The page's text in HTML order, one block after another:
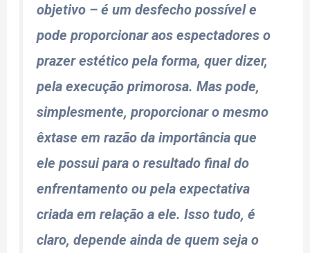
objetivo – é um desfecho possível e
pode proporcionar aos espectadores o
prazer estético pela forma, quer dizer,
pela execução primorosa. Mas pode,
simplesmente, proporcionar o mesmo
êxtase em razão da importância que
ele possui para o resultado final do
enfrentamento ou pela expectativa
criada em relação a ele. Isso tudo, é
claro, depende ainda de quem seja o